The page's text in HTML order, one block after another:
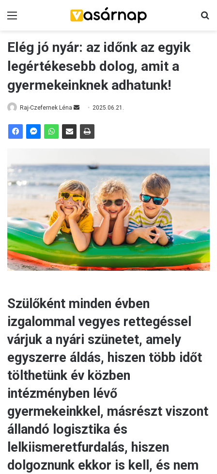
Elég jó nyár: az időnk az egyik
legértékesebb dolog, amit a
gyermekeinknek adhatunk!
Raj-Czefernek Léna
n
m
a
i
l
2025.06.21.
Szülőként minden évben
izgalommal vegyes rettegéssel
várjuk a nyári szünetet, amely
egyszerre áldás, hiszen több időt
tölthetünk év közben
intézményben lévő
gyermekeinkkel, másrészt viszont
állandó logisztika és
lelkiismeretfurdalás, hiszen
dolgoznunk ekkor is kell, és nem